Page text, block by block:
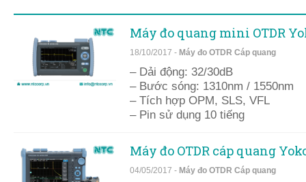
Máy đo quang mini OTDR
18/10/2017 - Máy đo OTDR Cáp quang
– Dải động: 32/30dB
– Bước sóng: 1310nm / 1550nm
– Tích hợp OPM, SLS, VFL
– Pin sử dụng 10 tiếng
Máy đo OTDR cáp quang
04/05/2017 - Máy đo OTDR Cáp quang